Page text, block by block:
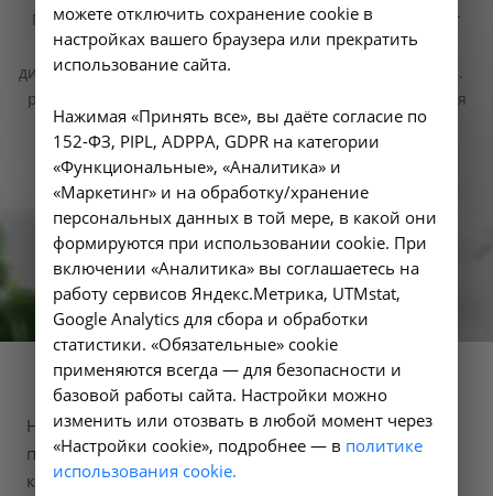
Мы выделяем время на исследования в зависимости от
каждой ситуации для того, чтобы избежать спешки и
дискомфорта у медицинских работников и пациента. Наши
рентгенлаборанты адаптируют настройки оборудования
для получения качественных снимков и минимизации
лучевой нагрузки. Расшифровкой результатов занимаются
опытные врачи рентгенологи. Полученные изображения
мы записываем на электронные носители и передаем
пациентам. Результаты обследования хранятся в нашем
оборудовании в течении 3 месяцев. Качественные снимки
помогают поставить точный диагноз и рационально
спланировать дальнейшее лечение.
Подробнее
Наши специалисты отделений лучевой диагностики
проводят исследования с использованием
компьютерных томографов, аппаратов магнитно-
можете отключить сохранение cookie в
настройках вашего браузера или прекратить
использование сайта.
Нажимая «Принять все», вы даёте согласие по
152-ФЗ, PIPL, ADPPA, GDPR на категории
«Функциональные», «Аналитика» и
«Маркетинг» и на обработку/хранение
персональных данных в той мере, в какой они
формируются при использовании cookie. При
включении «Аналитика» вы соглашаетесь на
работу сервисов Яндекс.Метрика, UTMstat,
Google Analytics для сбора и обработки
статистики. «Обязательные» cookie
применяются всегда — для безопасности и
базовой работы сайта. Настройки можно
изменить или отозвать в любой момент через
«Настройки cookie», подробнее — в политике
использования cookie.